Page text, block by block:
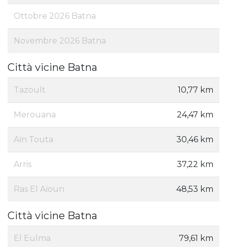
Ottobre 2026 Batna
Novembre 2026 Batna
Città vicine Batna
Tazoult 10,77 km
Merouana 24,47 km
Aïn Touta 30,46 km
Arris 37,22 km
Ras El Aïoun 48,53 km
Città vicine Batna
El Eulma 79,61 km